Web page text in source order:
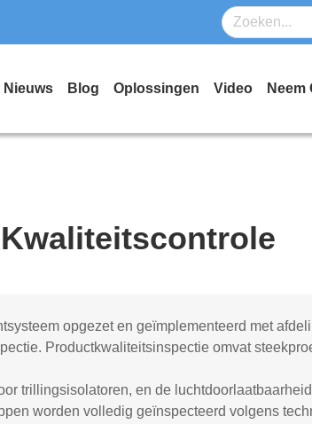
Nieuws Blog Oplossingen Video
Kwaliteitscontrole
opgezet en geïmplementeerd met
Productkwaliteitsinspectie omvat
trillingsisolatoren, en de
worden volledig geïnspecteerd volgens